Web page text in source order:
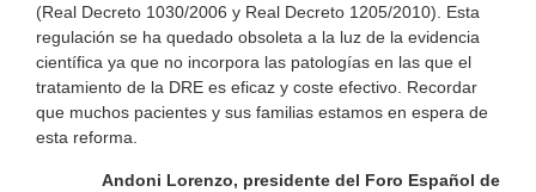
(Real Decreto 1030/2006 y Real Decreto 1205/2010). Esta
regulación se ha quedado obsoleta a la luz de la evidencia
científica ya que no incorpora las patologías en las que el
tratamiento de la DRE es eficaz y coste efectivo. Recordar
que muchos pacientes y sus familias estamos en espera de
esta reforma.
Andoni Lorenzo, presidente del Foro Español de